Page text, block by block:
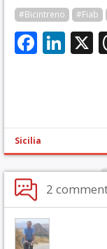
#Bicintreno #Fiab
X
Sicilia
2